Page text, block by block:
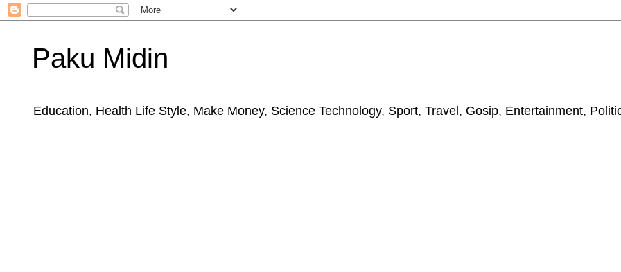
Paku Midin
Education, Health Life Style, Make Money, Science Technology, Sport, Travel, Gosip, Entertainment,